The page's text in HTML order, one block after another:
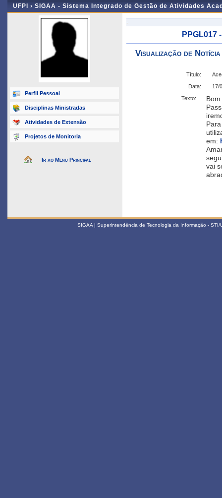
UFPI › SIGAA - Sistema Integrado de Gestão de Atividades
Perfil Pessoal
Disciplinas Ministradas
Atividades de Extensão
Projetos de Monitoria
Ir ao Menu Principal
-
PPGL017
Visualização de Notícia
Título:
Data:
17/
Texto:
em:
vai
SIGAA | Superintendência de Tecnologia da Informação -